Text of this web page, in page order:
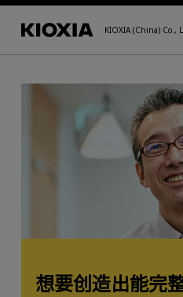
KIOXIA (China) Co.,
想要创造出能完